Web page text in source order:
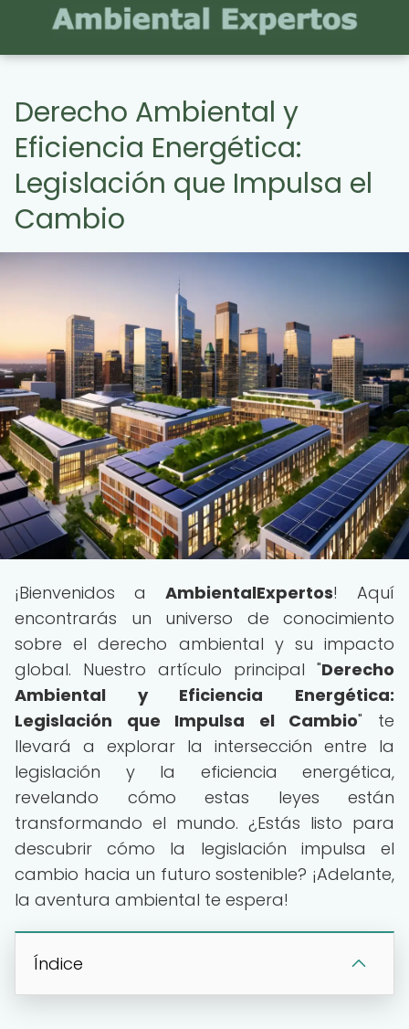
Derecho Ambiental y
Eficiencia Energética:
Legislación que Impulsa el
Cambio
¡Bienvenidos a AmbientalExpertos! Aquí
encontrarás un universo de conocimiento
sobre el derecho ambiental y su impacto
global. Nuestro artículo principal "Derecho
Ambiental y Eficiencia Energética:
Legislación que Impulsa el Cambio" te
llevará a explorar la intersección entre la
legislación y la eficiencia energética,
revelando cómo estas leyes están
transformando el mundo. ¿Estás listo para
descubrir cómo la legislación impulsa el
cambio hacia un futuro sostenible? ¡Adelante,
la aventura ambiental te espera!
Índice